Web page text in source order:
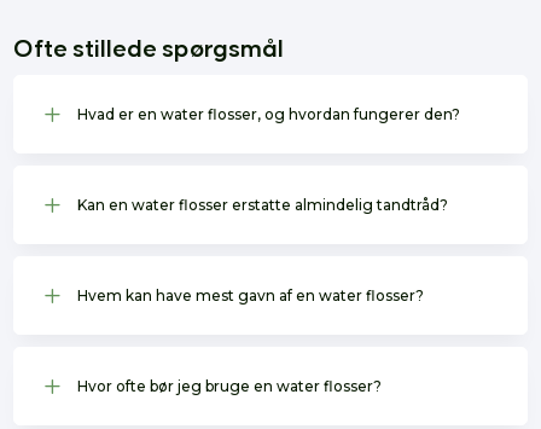
Ofte stillede spørgsmål
L Hvad er en water flosser, og hvordan fungerer den?
L Kan en water flosser erstatte almindelig tandtråd?
L Hvem kan have mest gavn af en water flosser?
L Hvor ofte bør jeg bruge en water flosser?